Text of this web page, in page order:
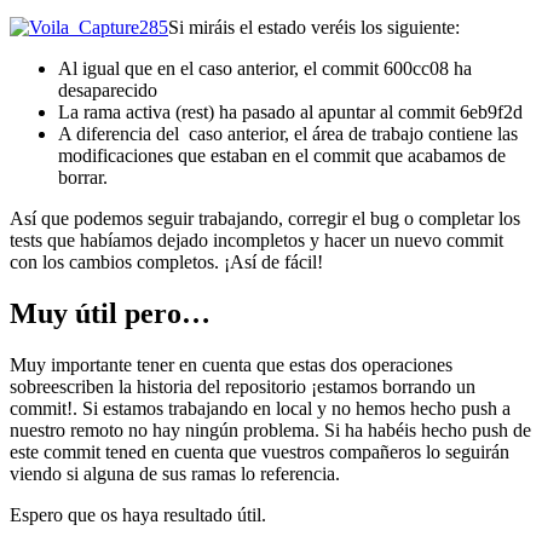
Si miráis el estado veréis los siguiente:
Al igual que en el caso anterior, el commit 600cc08 ha
desaparecido
La rama activa (rest) ha pasado al apuntar al commit 6eb9f2d
A diferencia del caso anterior, el área de trabajo contiene las
modificaciones que estaban en el commit que acabamos de
borrar.
Así que podemos seguir trabajando, corregir el bug o completar los
tests que habíamos dejado incompletos y hacer un nuevo commit
con los cambios completos. ¡Así de fácil!
Muy útil pero…
Muy importante tener en cuenta que estas dos operaciones
sobreescriben la historia del repositorio ¡estamos borrando un
commit!. Si estamos trabajando en local y no hemos hecho push a
nuestro remoto no hay ningún problema. Si ha habéis hecho push de
este commit tened en cuenta que vuestros compañeros lo seguirán
viendo si alguna de sus ramas lo referencia.
Espero que os haya resultado útil.